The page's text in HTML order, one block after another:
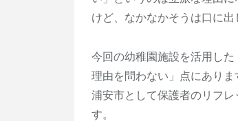
けど、なかなかそうは口に出
今回の幼稚園施設を活用した
理由を問わない」点にありま
浦安市として保護者のリフ
す。